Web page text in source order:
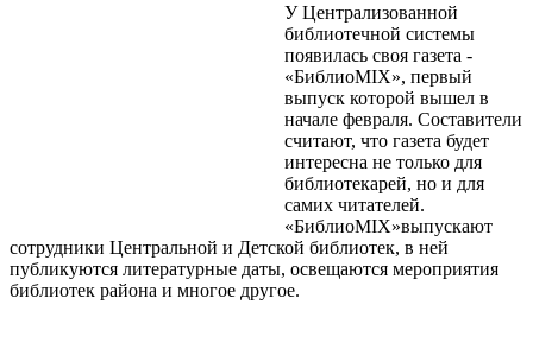
У Централизованной
библиотечной системы
появилась своя газета -
«БиблиоМIX», первый
выпуск которой вышел в
начале февраля. Составители
считают, что газета будет
интересна не только для
библиотекарей, но и для
самих читателей.
«БиблиоМIX»выпускают
сотрудники Центральной и Детской библиотек, в ней
публикуются литературные даты, освещаются мероприятия
библиотек района и многое другое.